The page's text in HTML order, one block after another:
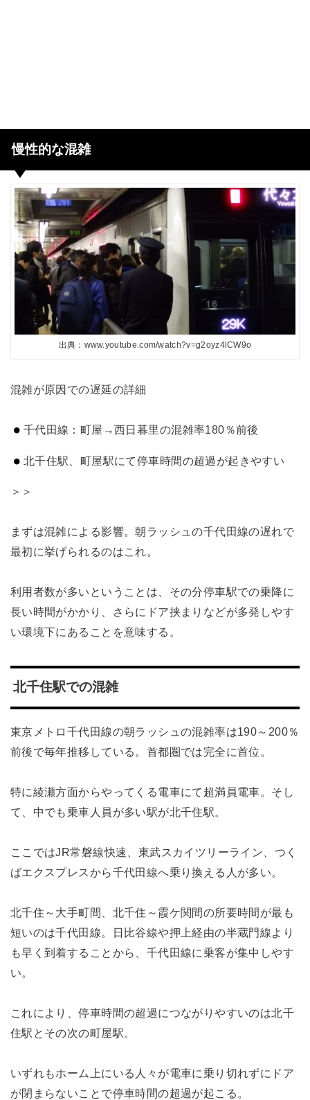
慢性的な混雑
出典：www.youtube.com/watch?v=g2oyz4lCW9o
混雑が原因での遅延の詳細
千代田線：町屋→西日暮里の混雑率180％前後
北千住駅、町屋駅にて停車時間の超過が起きやすい
＞＞
まずは混雑による影響。朝ラッシュの千代田線の遅れで
最初に挙げられるのはこれ。
利用者数が多いということは、その分停車駅での乗降に
長い時間がかかり、さらにドア挟まりなどが多発しやす
い環境下にあることを意味する。
北千住駅での混雑
東京メトロ千代田線の朝ラッシュの混雑率は190～200％
前後で毎年推移している。首都圏では完全に首位。
特に綾瀬方面からやってくる電車にて超満員電車。そし
て、中でも乗車人員が多い駅が北千住駅。
ここではJR常磐線快速、東武スカイツリーライン、つく
ばエクスプレスから千代田線へ乗り換える人が多い。
北千住～大手町間、北千住～霞ケ関間の所要時間が最も
短いのは千代田線。日比谷線や押上経由の半蔵門線より
も早く到着することから、千代田線に乗客が集中しやす
い。
これにより、停車時間の超過につながりやすいのは北千
住駅とその次の町屋駅。
いずれもホーム上にいる人々が電車に乗り切れずにドア
が閉まらないことで停車時間の超過が起こる。